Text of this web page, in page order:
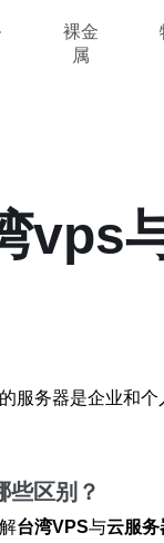
裸金
属
vps
服务器是企业和
些区别？
台湾VPS与云服务